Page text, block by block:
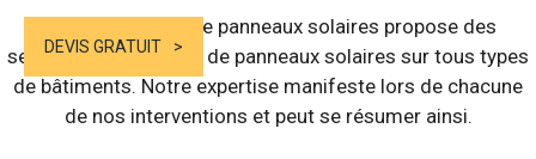
DEVIS GRATUIT
Notre entreprise de panneaux solaires propose des
services d’installation de panneaux solaires sur tous types
de bâtiments. Notre expertise manifeste lors de chacune
de nos interventions et peut se résumer ainsi.